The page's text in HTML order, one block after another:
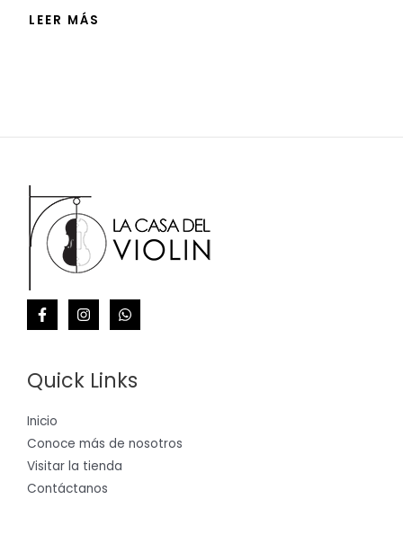
LEER MÁS
Quick Links
Inicio
Conoce más de nosotros
Visitar la tienda
Contáctanos